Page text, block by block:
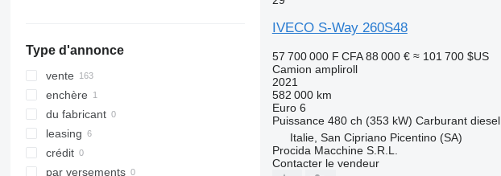
Type d'annonce
vente
enchère
du fabricant
leasing
crédit
par versements
IVECO S-Way 260S48
57 700 000 F CFA 88 000 € ≈ 101 700 $US
Camion ampliroll
2021
582 000 km
Euro 6
Puissance 480 ch (353 kW) Carburant diesel
Italie, San Cipriano Picentino (SA)
Procida Macchine S.R.L.
Contacter le vendeur